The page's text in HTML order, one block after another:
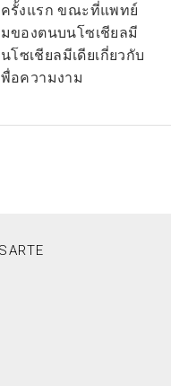
ครั้งแรก ขณะที่แพทย์
ของตนบนโซเชียลมี
โซเชียลมีเดียเกี่ยวกับ
อความงาม